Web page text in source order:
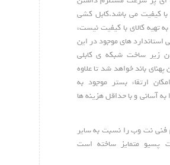
کیفیت می باشد.کابل کشی
تهیه کالای با کیفیت نیست،
استاندارد های موجود در این
زیر ساخت شبکه ی کابلی
پهنای باند خواهد شد تا علاوه
ارتقاء بستر موجود به
به آسانی و با حداقل هزینه ها
فنی نت وب را نسبت به سایر
پسیو متمایز ساخته است